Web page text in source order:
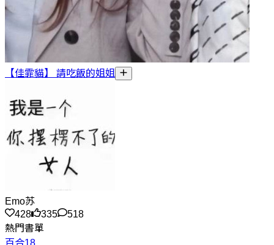
【佳霏貓】 請吃飯的姐姐
Emo苏
428
335
518
熱門書單